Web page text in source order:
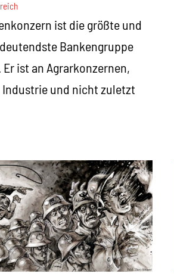
ist die größte und
Bankengruppe
ist an Agrarkonzernen,
und nicht zuletzt